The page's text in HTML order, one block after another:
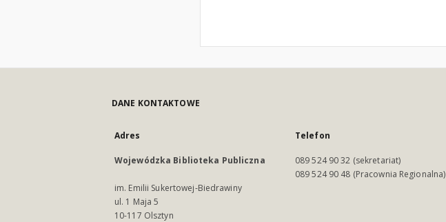
DANE KONTAKTOWE
Adres
Wojewódzka Biblioteka Publiczna
im. Emilii Sukertowej-Biedrawiny
ul. 1 Maja 5
10-117 Olsztyn
Telefon
089 524 90 32 (sekretariat)
089 524 90 48 (Pracownia Regionalna)